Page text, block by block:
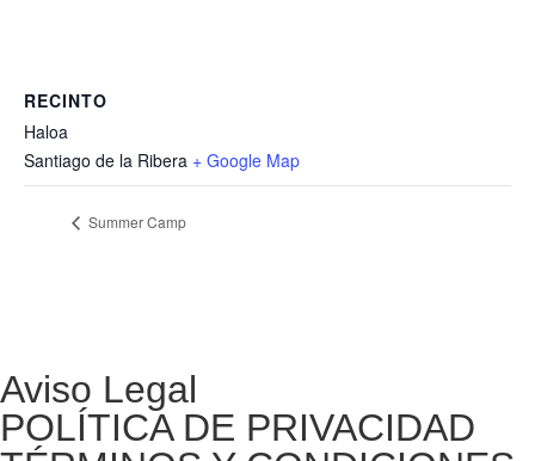
RECINTO
Haloa
Santiago de la Ribera + Google Map
Summer Camp
Aviso Legal
POLÍTICA DE PRIVACIDAD